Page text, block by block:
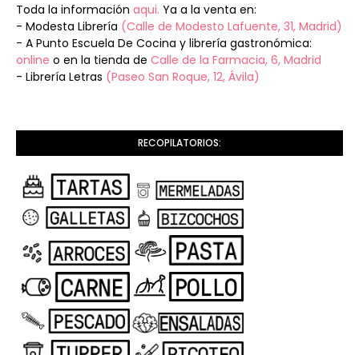
Toda la información aqui. Ya a la venta en:
- Modesta Librería (Calle de Modesto Lafuente, 31, Madrid)
- A Punto Escuela De Cocina y librería gastronómica:
online o en la tienda de Calle de la Farmacia, 6, Madrid
- Librería Letras (Paseo San Roque, 12, Ávila)
RECOPILATORIOS: